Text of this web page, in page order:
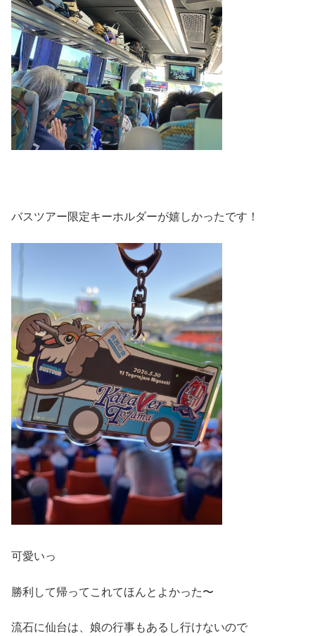
バスツアー限定キーホルダーが嬉しかったです！
可愛いっ
勝利して帰ってこれてほんとよかった〜
流石に仙台は、娘の行事もあるし行けないので